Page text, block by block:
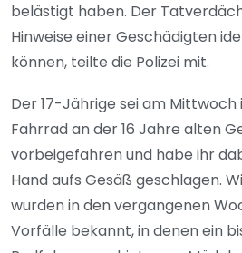
belästigt haben. Der
Hinweise einer Geschädigten
können, teilte die Polizei mit.
Der 17-Jährige sei am
Fahrrad an der 16 Jahre alten
vorbeigefahren und habe ihr
Hand aufs Gesäß geschlagen.
wurden in den vergangenen
Vorfälle bekannt, in denen ein